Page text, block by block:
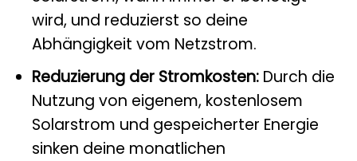
wird, und reduzierst so deine
Abhängigkeit vom Netzstrom.
Reduzierung der Stromkosten:Durch die
Nutzung von eigenem, kostenlosem
Solarstrom und gespeicherter Energie
sinken deine monatlichen